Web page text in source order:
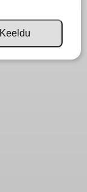
Keeldu